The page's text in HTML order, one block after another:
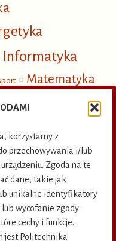
korzystamy z
przechowywania i/lub
Zgoda na te
dane, takie jak
unikalne identyfikatory
wycofanie zgody
cechy i funkcje.
jest Politechnika
Informatyka
Matematyka
społeczne
KATALOG KSIĄŻEK